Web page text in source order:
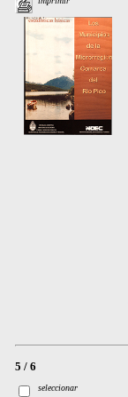
5 / 6
seleccionar